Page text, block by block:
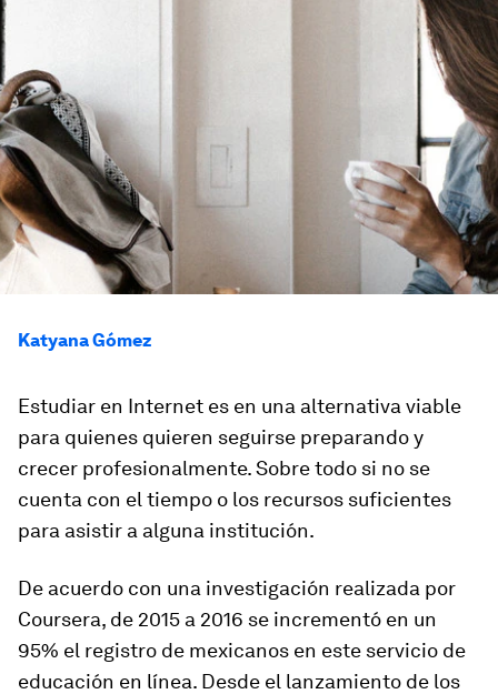
Katyana Gómez
Estudiar en Internet es en una alternativa viable
para quienes quieren seguirse preparando y
crecer profesionalmente. Sobre todo si no se
cuenta con el tiempo o los recursos suficientes
para asistir a alguna institución.
De acuerdo con una investigación realizada por
Coursera, de 2015 a 2016 se incrementó en un
95% el registro de mexicanos en este servicio de
educación en línea. Desde el lanzamiento de los